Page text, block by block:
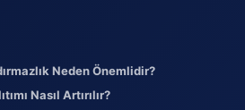
Neden Önemlidir?
Nasıl Artırılır?